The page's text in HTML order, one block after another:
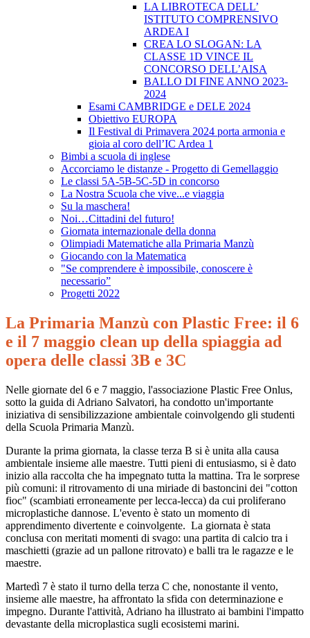
LA LIBROTECA DELL’
ISTITUTO COMPRENSIVO
ARDEA I
CREA LO SLOGAN: LA
CLASSE 1D VINCE IL
CONCORSO DELL’AISA
BALLO DI FINE ANNO 2023-
2024
Esami CAMBRIDGE e DELE 2024
Obiettivo EUROPA
Il Festival di Primavera 2024 porta armonia e
gioia al coro dell’IC Ardea 1
Bimbi a scuola di inglese
Accorciamo le distanze - Progetto di Gemellaggio
Le classi 5A-5B-5C-5D in concorso
La Nostra Scuola che vive...e viaggia
Su la maschera!
Noi…Cittadini del futuro!
Giornata internazionale della donna
Olimpiadi Matematiche alla Primaria Manzù
Giocando con la Matematica
"Se comprendere è impossibile, conoscere è
necessario”
Progetti 2022
La Primaria Manzù con Plastic Free: il 6
e il 7 maggio clean up della spiaggia ad
opera delle classi 3B e 3C
Nelle giornate del 6 e 7 maggio, l'associazione Plastic Free Onlus,
sotto la guida di Adriano Salvatori, ha condotto un'importante
iniziativa di sensibilizzazione ambientale coinvolgendo gli studenti
della Scuola Primaria Manzù.
Durante la prima giornata, la classe terza B si è unita alla causa
ambientale insieme alle maestre. Tutti pieni di entusiasmo, si è dato
inizio alla raccolta che ha impegnato tutta la mattina. Tra le sorprese
più comuni: il ritrovamento di una miriade di bastoncini dei "cotton
fioc" (scambiati erroneamente per lecca-lecca) da cui proliferano
microplastiche dannose. L'evento è stato un momento di
apprendimento divertente e coinvolgente. La giornata è stata
conclusa con meritati momenti di svago: una partita di calcio tra i
maschietti (grazie ad un pallone ritrovato) e balli tra le ragazze e le
maestre.
Martedì 7 è stato il turno della terza C che, nonostante il vento,
insieme alle maestre, ha affrontato la sfida con determinazione e
impegno. Durante l'attività, Adriano ha illustrato ai bambini l'impatto
devastante della microplastica sugli ecosistemi marini.